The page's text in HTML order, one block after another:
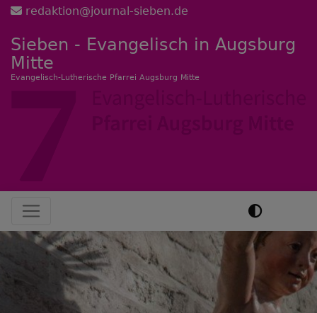
Direkt
Inhalt
redaktion@journal-sieben.de
Sieben - Evangelisch in Augsburg
Mitte
Evangelisch-Lutherische Pfarrei Augsburg Mitte
Hauptnavigation